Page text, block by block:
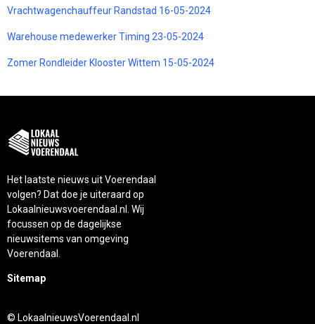
Vrachtwagenchauffeur Randstad 16-05-2024
Warehouse medewerker Timing 23-05-2024
Zomer Rondleider Klooster Wittem 15-05-2024
Het laatste nieuws uit Voerendaal
volgen? Dat doe je uiteraard op
Lokaalnieuwsvoerendaal.nl. Wij
focussen op de dagelijkse
nieuwsitems van omgeving
Voerendaal.
Sitemap
© LokaalnieuwsVoerendaal.nl